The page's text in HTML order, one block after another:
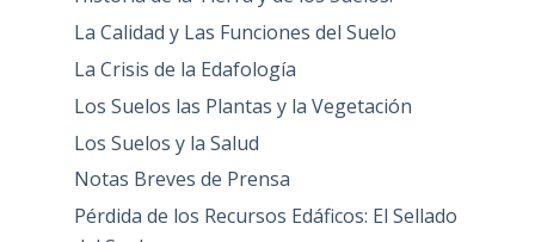
La Calidad y Las Funciones del Suelo
La Crisis de la Edafología
Los Suelos las Plantas y la Vegetación
Los Suelos y la Salud
Notas Breves de Prensa
Pérdida de los Recursos Edáficos: El Sellado